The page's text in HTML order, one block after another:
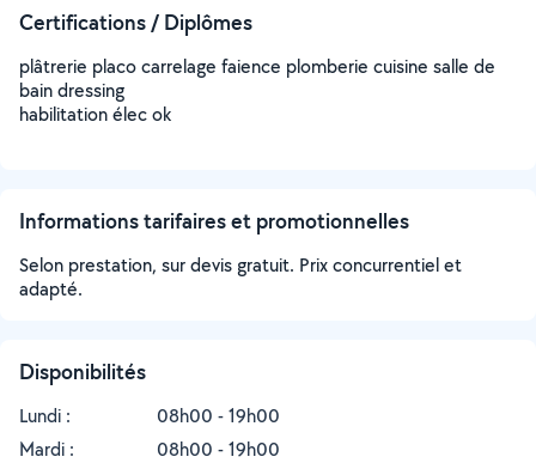
Certifications / Diplômes
plâtrerie placo carrelage faience plomberie cuisine salle de
bain dressing
habilitation élec ok
Informations tarifaires et promotionnelles
Selon prestation, sur devis gratuit. Prix concurrentiel et
adapté.
Disponibilités
Lundi :
08h00 - 19h00
Mardi :
08h00 - 19h00